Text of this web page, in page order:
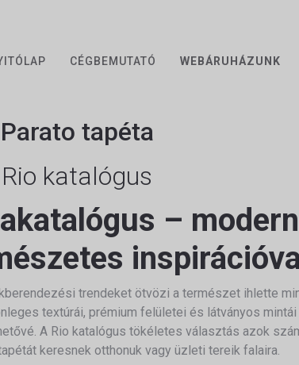
CÉGBEMUTATÓ WEBÁRUHÁZUNK
Parato tapéta
Rio katalógus
–
trendeket ötvözi a természet ihlette
textúrái, prémium felületei és látványos
A Rio katalógus tökéletes választás azok
keresnek otthonuk vagy üzleti tereik falaira.